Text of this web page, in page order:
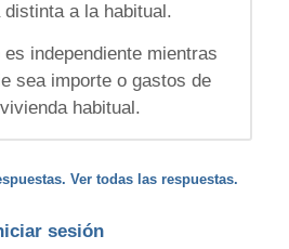
a la habitual.
es independiente mientras
sea importe o gastos de
habitual.
Ver todas las respuestas.
sesión